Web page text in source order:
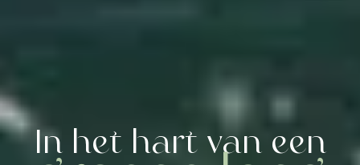
In het hart van een